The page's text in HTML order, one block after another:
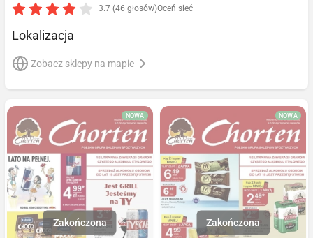
3.7 (46 głosów)Oceń sieć
Lokalizacja
Zobacz sklepy na mapie
NOWA NOWA